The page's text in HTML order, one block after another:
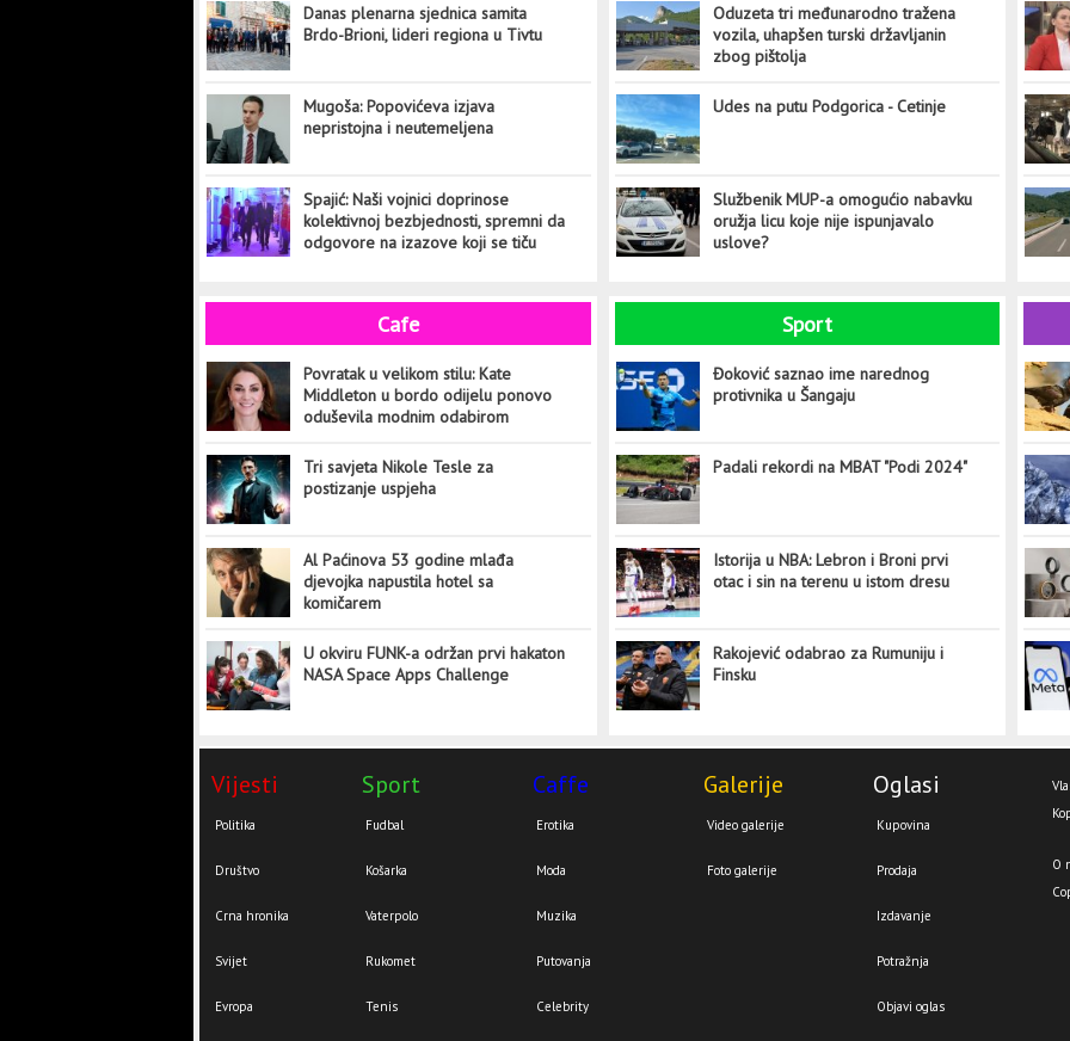
Danas plenarna sjednica samita
Brdo-Brioni, lideri regiona u Tivtu
Mugoša: Popovićeva izjava
nepristojna i neutemeljena
Spajić: Naši vojnici doprinose
kolektivnoj bezbjednosti, spremni da
odgovore na izazove koji se tiču
Oduzeta tri međunarodno tražena
vozila, uhapšen turski državljanin
zbog pištolja
Udes na putu Podgorica - Cetinje
Službenik MUP-a omogućio nabavku
oružja licu koje nije ispunjavalo
uslove?
Cafe
Povratak u velikom stilu: Kate
Middleton u bordo odijelu ponovo
oduševila modnim odabirom
Tri savjeta Nikole Tesle za
postizanje uspjeha
Al Paćinova 53 godine mlađa
djevojka napustila hotel sa
komičarem
U okviru FUNK-a održan prvi hakaton
NASA Space Apps Challenge
Sport
Đoković saznao ime narednog
protivnika u Šangaju
Padali rekordi na MBAT "Podi 2024"
Istorija u NBA: Lebron i Broni prvi
otac i sin na terenu u istom dresu
Rakojević odabrao za Rumuniju i
Finsku
Vijesti
Politika
Društvo
Crna hronika
Svijet
Evropa
Sport
Fudbal
Košarka
Vaterpolo
Rukomet
Tenis
Caffe
Erotika
Moda
Muzika
Putovanja
Celebrity
Galerije
Video galerije
Foto galerije
Oglasi
Kupovina
Prodaja
Izdavanje
Potražnja
Objavi oglas
O